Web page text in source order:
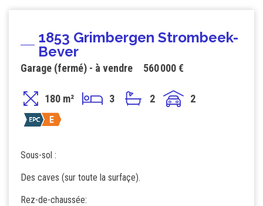
1853 Grimbergen Strombeek-
Bever
560 000 €
Garage (fermé) - à vendre
180 m² 3 2 2
Sous-sol :
Des caves (sur toute la surfaçe).
Rez-de-chaussée: